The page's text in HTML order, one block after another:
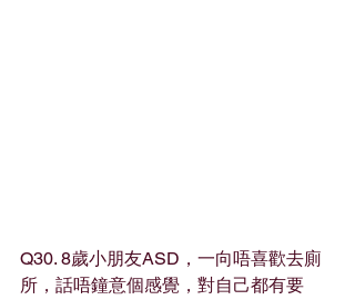
Q30. 8歲小朋友ASD，一向唔喜歡去廁
所，話唔鐘意個感覺，對自己都有要